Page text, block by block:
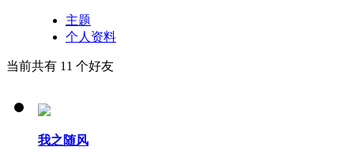
主题
个人资料
当前共有 11 个好友
我之随风